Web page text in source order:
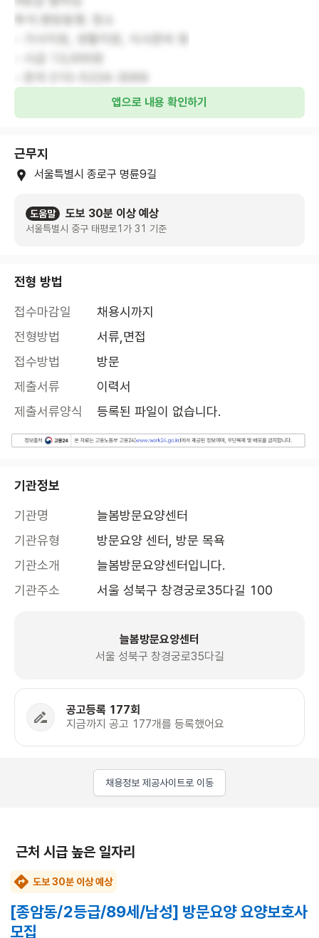
앱으로 내용 확인하기
근무지
서울특별시 종로구 명륜9길
도움말 도보 30분 이상 예상
서울특별시 중구 태평로1가 31 기준
전형 방법
접수마감일
채용시까지
전형방법
서류,면접
접수방법
방문
제출서류
이력서
제출서류양식
등록된 파일이 없습니다.
기관정보
기관명
늘봄방문요양센터
기관유형
방문요양 센터, 방문 목욕
기관소개
늘봄방문요양센터입니다.
기관주소
서울 성북구 창경궁로35다길 100
늘봄방문요양센터
서울 성북구 창경궁로35다길
공고등록 177회
지금까지 공고 177개를 등록했어요
채용정보 제공사이트로 이동
근처 시급 높은 일자리
도보 30분 이상 예상
[종암동/2등급/89세/남성] 방문요양 요양보호사
모집